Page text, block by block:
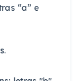
“a” e